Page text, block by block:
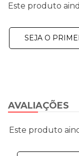
AVALIAÇÕES
Este produto
Este produto
SEJA O